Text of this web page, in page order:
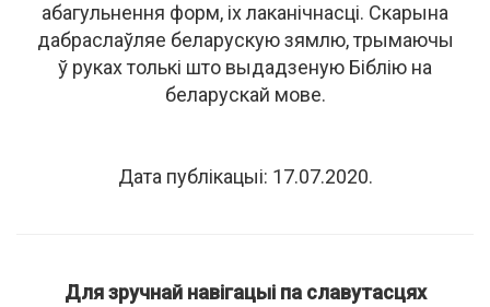
абагульнення форм, іх лаканічнасці. Скарына
дабраслаўляе беларускую зямлю, трымаючы
ў руках толькі што выдадзеную Біблію на
беларускай мове.
Дата публікацыі: 17.07.2020.
Для зручнай навігацыі па славутасцях